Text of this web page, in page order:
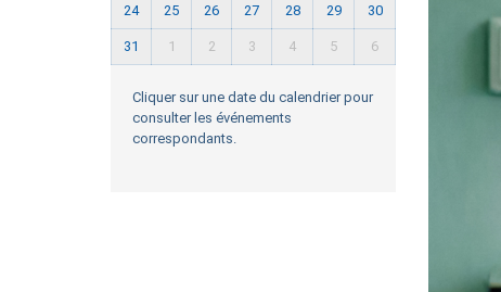
24 25 26 27 28 29 30
31 1 2 3 4 5 6
Cliquer sur une date du calendrier pour
consulter les événements
correspondants.